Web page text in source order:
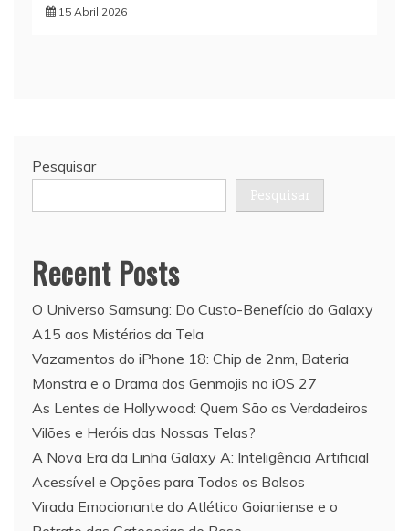
15 Abril 2026
Pesquisar
Pesquisar
Recent Posts
O Universo Samsung: Do Custo-Benefício do Galaxy
A15 aos Mistérios da Tela
Vazamentos do iPhone 18: Chip de 2nm, Bateria
Monstra e o Drama dos Genmojis no iOS 27
As Lentes de Hollywood: Quem São os Verdadeiros
Vilões e Heróis das Nossas Telas?
A Nova Era da Linha Galaxy A: Inteligência Artificial
Acessível e Opções para Todos os Bolsos
Virada Emocionante do Atlético Goianiense e o